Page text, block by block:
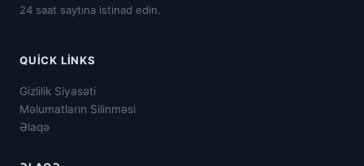
24 saat saytına istinad edin.
QUICK LINKS
Gizlilik Siyasəti
Məlumatların Silinməsi
Əlaqə